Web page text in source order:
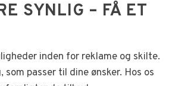
SYNLIG – FÅ ET
inden for reklame og skilte.
passer til dine ønsker. Hos os